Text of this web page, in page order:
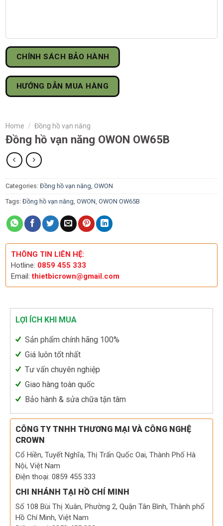
CHÍNH SÁCH BẢO HÀNH
HƯỚNG DẪN MUA HÀNG
Home / Đồng hồ vạn năng
Đồng hồ vạn năng OWON OW65B
Categories: Đồng hồ vạn năng, OWON
Tags: Đồng hồ vạn năng, OWON, OWON OW65B
THÔNG TIN LIÊN HỆ:
Hotline: 0859 455 333
Email:thietbicrown@gmail.com
LỢI ÍCH KHI MUA
Sản phẩm chính hãng 100%
Giá luôn tốt nhất
Tư vấn chuyên nghiệp
Giao hàng toàn quốc
Bảo hành & sửa chữa tận tâm
CÔNG TY TNHH THƯƠNG MẠI VÀ CÔNG NGHỆ
CROWN
Cổ Hiền, Tuyết Nghĩa, Thị Trấn Quốc Oai, Thành Phố Hà
Nội, Việt Nam
Điện thoại: 0859 455 333
CHI NHÁNH TẠI HỒ CHÍ MINH
Số 108 Bùi Thị Xuân, Phường 2, Quận Tân Bình, Thành phố
Hồ Chí Minh, Việt Nam